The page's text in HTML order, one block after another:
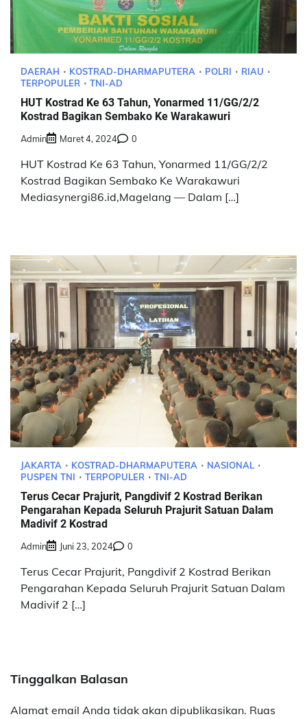
DAERAH KOSTRAD-DHARMAPUTERA POLRI
RIAU
TERPOPULER
TNI-AD
HUT Kostrad Ke 63 Tahun, Yonarmed 11/GG/2/2
Kostrad Bagikan Sembako Ke Warakawuri
Admin Maret 4, 2024 0
HUT Kostrad Ke 63 Tahun, Yonarmed 11/GG/2/2
Kostrad Bagikan Sembako Ke Warakawuri
Mediasynergi86.id,Magelang — Dalam […]
JAKARTA KOSTRAD-DHARMAPUTERA
NASIONAL
PUSPEN TNI
TERPOPULER TNI-AD
Terus Cecar Prajurit, Pangdivif 2 Kostrad Berikan
Pengarahan Kepada Seluruh Prajurit Satuan Dalam
Madivif 2 Kostrad
Admin Juni 23, 2024 0
Terus Cecar Prajurit, Pangdivif 2 Kostrad Berikan
Pengarahan Kepada Seluruh Prajurit Satuan Dalam
Madivif 2 […]
Tinggalkan Balasan
Alamat email Anda tidak akan dipublikasikan. Ruas